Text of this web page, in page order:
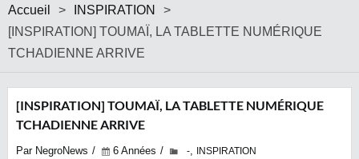
Accueil > INSPIRATION
>
[INSPIRATION] TOUMAÏ, LA TABLETTE NUMÉRIQUE
TCHADIENNE ARRIVE
[INSPIRATION] TOUMAÏ, LA TABLETTE NUMÉRIQUE
TCHADIENNE ARRIVE
Par NegroNews 6 Années -, INSPIRATION